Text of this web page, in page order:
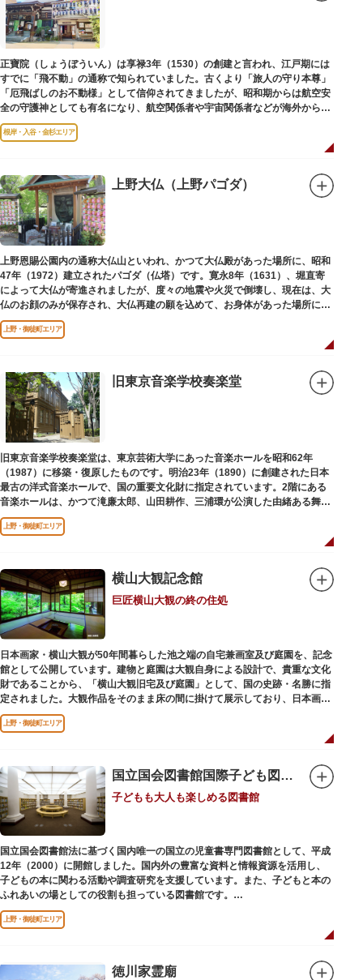
子規が病室兼書斎にしていた「病牀六尺の間」などを復元しており、明治の
暮らしだけでなく創作の様子を偲ぶことができます。現在、一般のボランテ
ィア団体により大切に維持・保存されています。
正寶院（しょうぼういん）は享禄3年（1530）の創建と言われ、江戸期には
すでに「飛不動」の通称で知られていました。古くより「旅人の守り本尊」
「厄飛ばしのお不動様」として信仰されてきましたが、昭和期からは航空安
全の守護神としても有名になり、航空関係者や宇宙関係者などが海外からも
多く参拝に訪れます。
根岸・入谷・金杉エリア
上野大仏（上野パゴダ）
上野恩賜公園内の通称大仏山といわれ、かつて大仏殿があった場所に、昭和
47年（1972）建立されたパゴダ（仏塔）です。寛永8年（1631）、堀直寄
によって大仏が寄進されましたが、度々の地震や火災で倒壊し、現在は、大
仏のお顔のみが保存され、大仏再建の願を込めて、お身体があった場所にパ
ゴダが建てられました。
上野・御徒町エリア
旧東京音楽学校奏楽堂
旧東京音楽学校奏楽堂は、東京芸術大学にあった音楽ホールを昭和62年
（1987）に移築・復原したものです。明治23年（1890）に創建された日本
最古の洋式音楽ホールで、国の重要文化財に指定されています。2階にある
音楽ホールは、かつて滝廉太郎、山田耕作、三浦環が公演した由緒ある舞台
です。
上野・御徒町エリア
横山大観記念館
巨匠横山大観の終の住処
日本画家・横山大観が50年間暮らした池之端の自宅兼画室及び庭園を、記念
館として公開しています。建物と庭園は大観自身による設計で、貴重な文化
財であることから、「横山大観旧宅及び庭園」として、国の史跡・名勝に指
定されました。大観作品をそのまま床の間に掛けて展示しており、日本画本
来の楽しみ方を体験できる貴重な空間です。
上野・御徒町エリア
国立国会図書館国際子ども図書館
子どもも大人も楽しめる図書館
国立国会図書館法に基づく国内唯一の国立の児童書専門図書館として、平成
12年（2000）に開館しました。国内外の豊富な資料と情報資源を活用し、
子どもの本に関わる活動や調査研究を支援しています。また、子どもと本の
ふれあいの場としての役割も担っている図書館です。
レンガ棟は、明治39年（1906）に建てられた帝国図書館の建物を保存・再
利用しています。
上野・御徒町エリア
徳川家霊廟